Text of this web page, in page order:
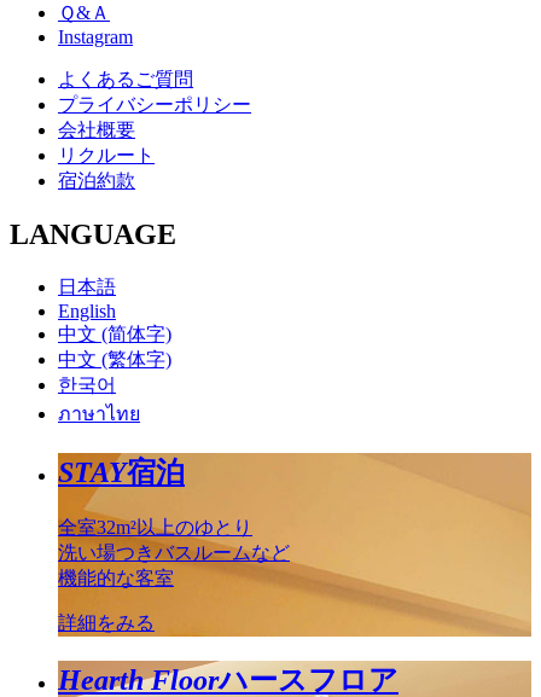
Ｑ&Ａ
Instagram
よくあるご質問
プライバシーポリシー
会社概要
リクルート
宿泊約款
LANGUAGE
日本語
English
中文 (简体字)
中文 (繁体字)
한국어
ภาษาไทย
STAY宿泊
全室32m²以上のゆとり
洗い場つきバスルームなど
機能的な客室
詳細をみる
Hearth Floorハースフロア